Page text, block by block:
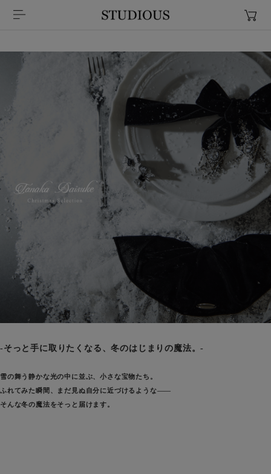
-そっと手に取りたくなる、冬のはじまりの魔法。-
雪の舞う静かな光の中に並ぶ、小さな宝物たち。
ふれてみた瞬間、まだ見ぬ自分に近づけるような――
そんな冬の魔法をそっと届けます。